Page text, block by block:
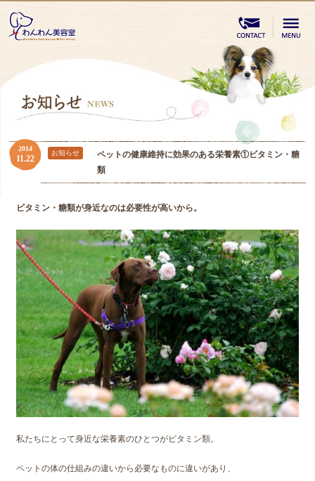
ペットの健康維持に効果のある栄養素①ビタミン・糖
類
2014
11.22
お知らせ
ビタミン・糖類が身近なのは必要性が高いから。
私たちにとって身近な栄養素のひとつがビタミン類。
ペットの体の仕組みの違いから必要なものに違いがあり、